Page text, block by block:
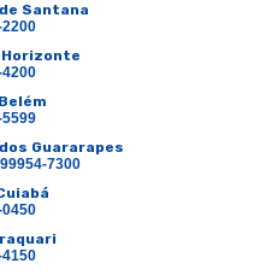
Santana
Guararapes
7300